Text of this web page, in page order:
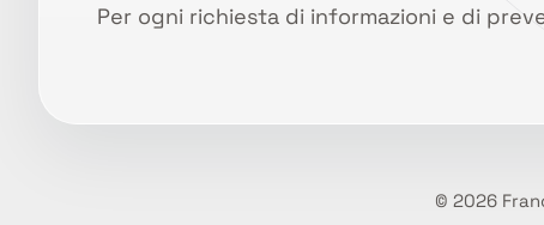
Per ogni richiesta di informazioni e di
© 2026